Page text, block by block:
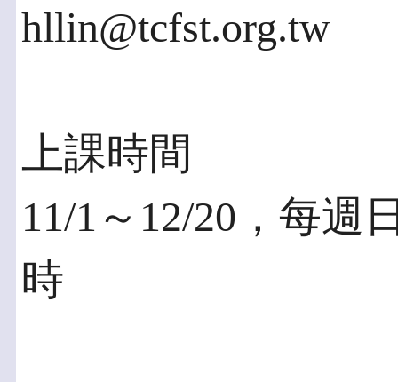
hllin@tcfst.org.tw
上課時間
11/1～12/20，每週
時